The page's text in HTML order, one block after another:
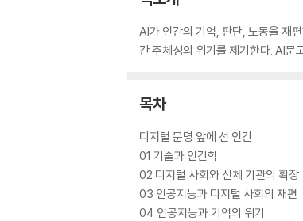
AI가 인간의 기억, 판단, 노동을 재
간 주체성의 위기를 제기한다. AI
목차
디지털 문명 앞에 선 인간
01 기술과 인간학
02 디지털 사회와 신체 기관의 확장
03 인공지능과 디지털 사회의 재편
04 인공지능과 기억의 위기